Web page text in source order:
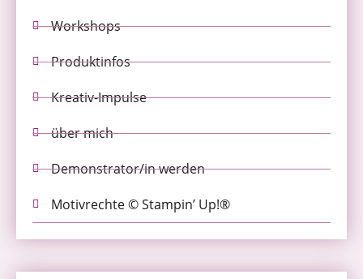
Workshops
Produktinfos
Kreativ-Impulse
über mich
Demonstrator/in werden
Motivrechte © Stampin’ Up!®